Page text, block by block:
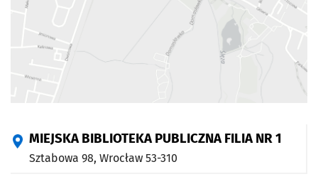
MIEJSKA BIBLIOTEKA PUBLICZNA FILIA NR 1
Sztabowa 98, Wrocław 53-310